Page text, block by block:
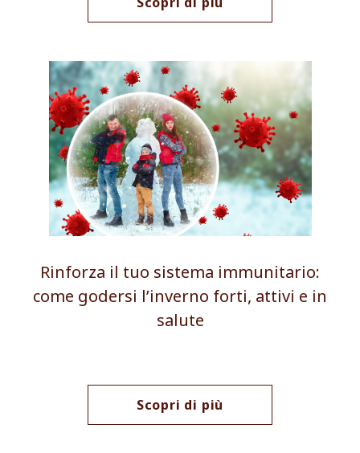
Rinforza il tuo sistema immunitario:
come godersi l’inverno forti, attivi e in
salute
Scopri di più